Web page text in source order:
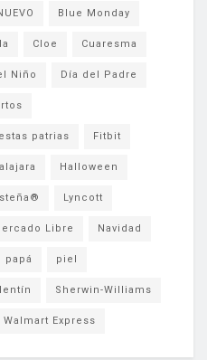
Blue Monday
Cloe Cuaresma
Niño Día del Padre
patrias Fitbit
Halloween
Lyncott
Libre Navidad
papá piel
Sherwin-Williams
Walmart Express